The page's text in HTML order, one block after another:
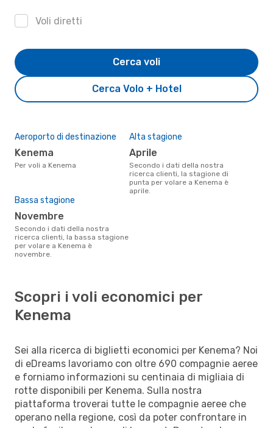
Voli diretti
Cerca Volo + Hotel
Cerca voli
Aeroporto di destinazione
Kenema
Per voli a Kenema
Alta stagione
aprile
Secondo i dati della nostra
ricerca clienti, la stagione di
punta per volare a Kenema è
aprile.
Bassa stagione
novembre
Secondo i dati della nostra
ricerca clienti, la bassa stagione
per volare a Kenema è
novembre.
Scopri i voli economici per
Kenema
Sei alla ricerca di biglietti economici per Kenema? Noi
di eDreams lavoriamo con oltre 690 compagnie aeree
e forniamo informazioni su centinaia di migliaia di
rotte disponibili per Kenema. Sulla nostra
piattaforma troverai tutte le compagnie aeree che
operano nella regione, così da poter confrontare in